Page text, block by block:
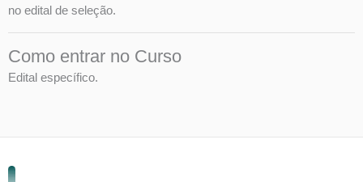
no edital de seleção.
Como entrar no Curso
Edital específico.